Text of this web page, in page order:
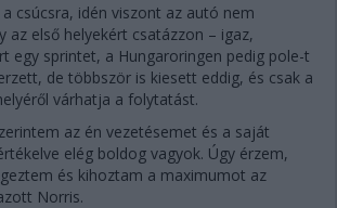
csúcsra, idén viszont az autó nem
az első helyekért csatázzon – igaz,
egy sprintet, a Hungaroringen pedig pole-t
de többször is kiesett eddig, és csak a
várhatja a folytatást.
az én vezetésemet és a saját
elég boldog vagyok. Úgy érzem,
és kihoztam a maximumot az
Norris.